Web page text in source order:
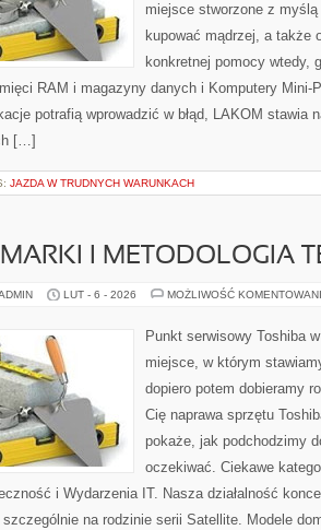
miejsce stworzone z
kupować mądrzej, a także
konkretnej pomocy wtedy,
RAM i magazyny danych i Komputery Mini-
potrafią wprowadzić w błąd, LAKOM stawia
[…]
JAZDA W TRUDNYCH WARUNKACH
I METODOLOGIA
LUT - 6 - 2026 MOŻLIWOŚĆ
Punkt serwisowy Toshiba
miejsce, w którym
dopiero potem dobieramy
Cię naprawa sprzętu
pokaże, jak podchodzimy
oczekiwać. Ciekawe
i Wydarzenia IT. Nasza działalność
na rodzinie serii Satellite. Modele